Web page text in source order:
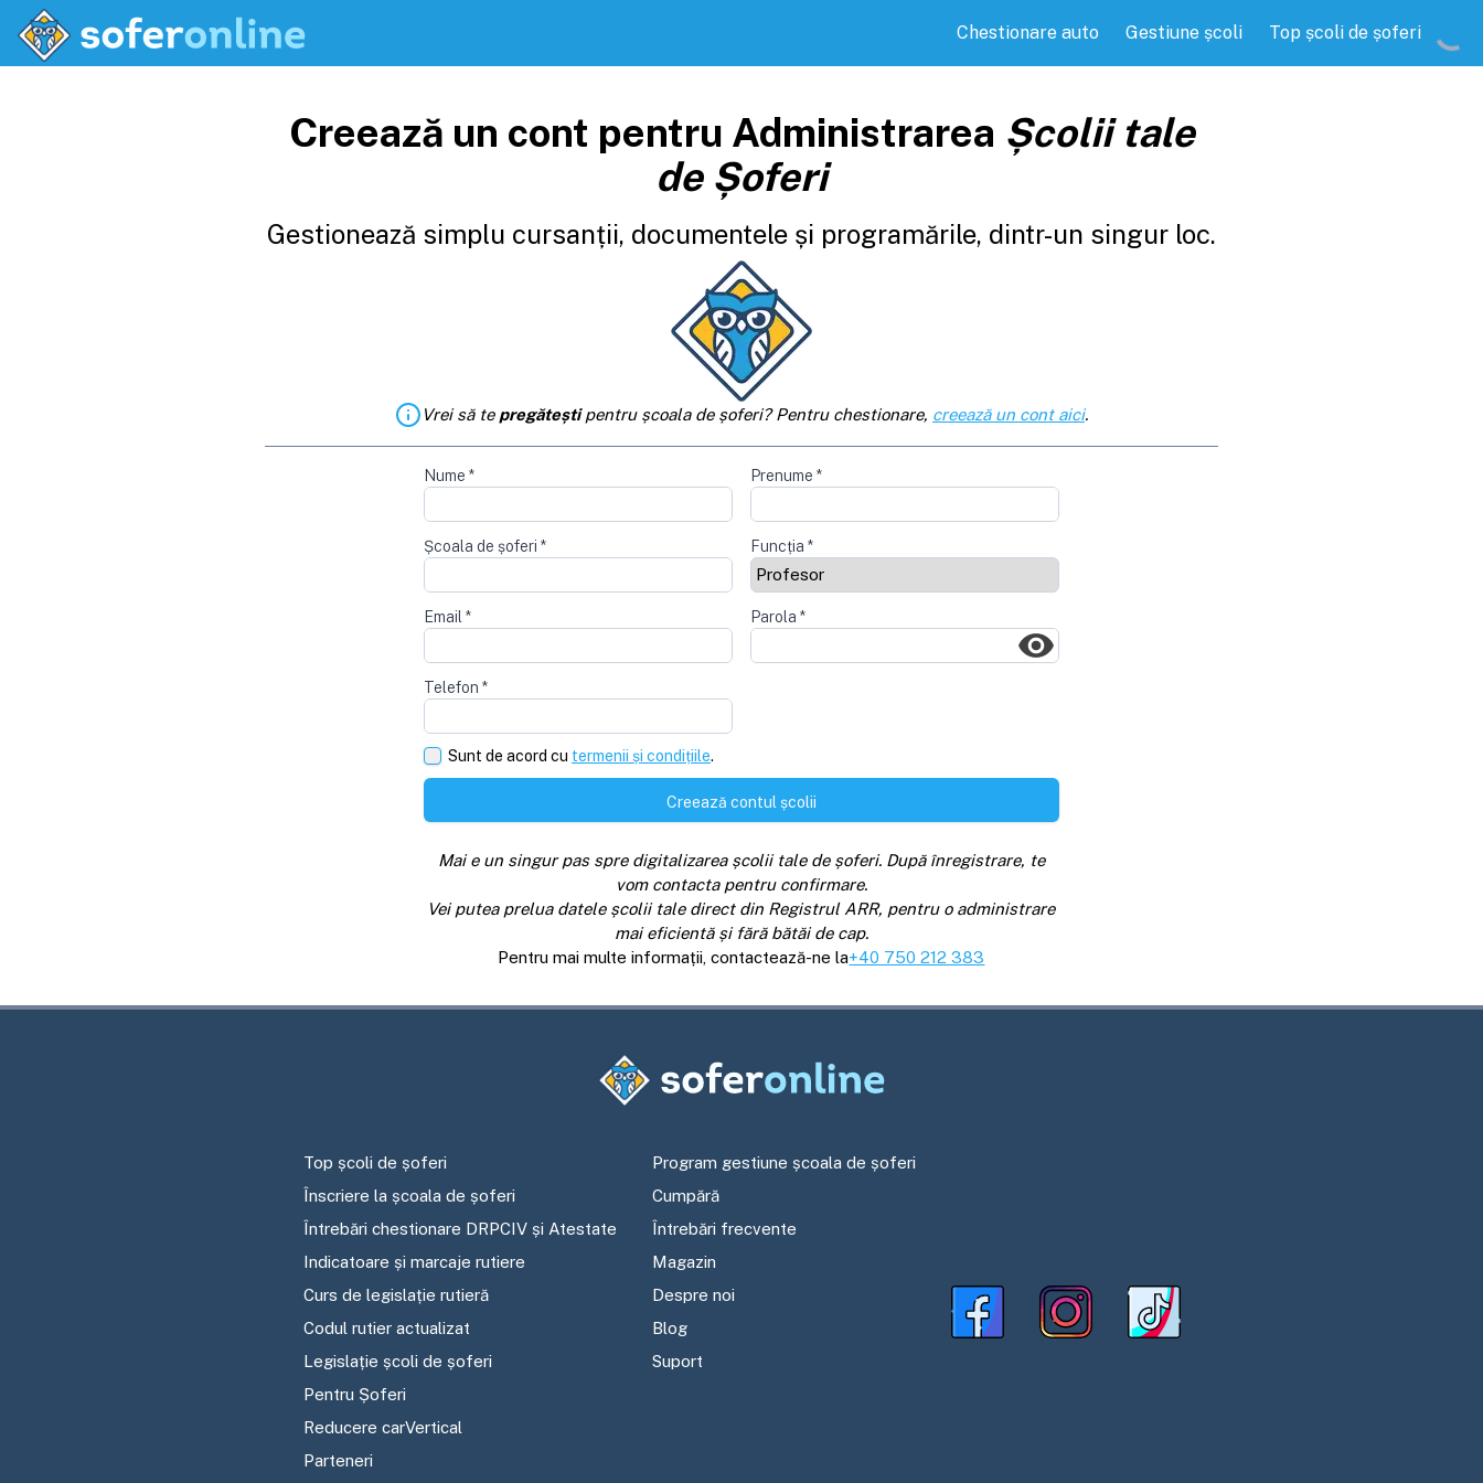
Chestionare auto Gestiune școli Top școli de șoferi
Creează un cont pentru Administrarea Școlii tale
de Șoferi
Gestionează simplu cursanții, documentele și programările, dintr-un singur loc.
Vrei să te pregăteștipentru școala de șoferi? Pentru chestionare, creează un cont aici.
Nume * Prenume *
Școala de șoferi * Funcția *
Email * Parola *
Telefon *
Sunt de acord cu termenii și condițiile.
Creează contul școlii
Mai e un singur pas spre digitalizarea școlii tale de șoferi. După înregistrare, te
vom contacta pentru confirmare.
Vei putea prelua datele școlii tale direct din Registrul ARR, pentru o administrare
mai eficientă și fără bătăi de cap.
Pentru mai multe informații, contactează-ne la+40 750 212 383
Top școli de șoferi
Înscriere la școala de șoferi
Întrebări chestionare DRPCIV și Atestate
Indicatoare și marcaje rutiere
Curs de legislație rutieră
Codul rutier actualizat
Legislație școli de șoferi
Pentru Șoferi
Reducere carVertical
Parteneri
Program gestiune școala de șoferi
Cumpără
Întrebări frecvente
Magazin
Despre noi
Blog
Suport